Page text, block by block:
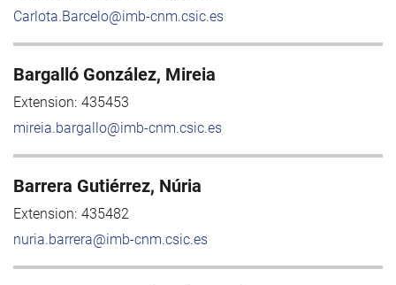
Carlota.Barcelo@imb-cnm.csic.es
Bargalló González, Mireia
Extension: 435453
mireia.bargallo@imb-cnm.csic.es
Barrera Gutiérrez, Núria
Extension: 435482
nuria.barrera@imb-cnm.csic.es